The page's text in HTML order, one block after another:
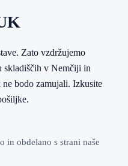
Zato vzdržujemo
skladiščih v Nemčiji in
bodo zamujali. Izkusite
in obdelano s strani naše